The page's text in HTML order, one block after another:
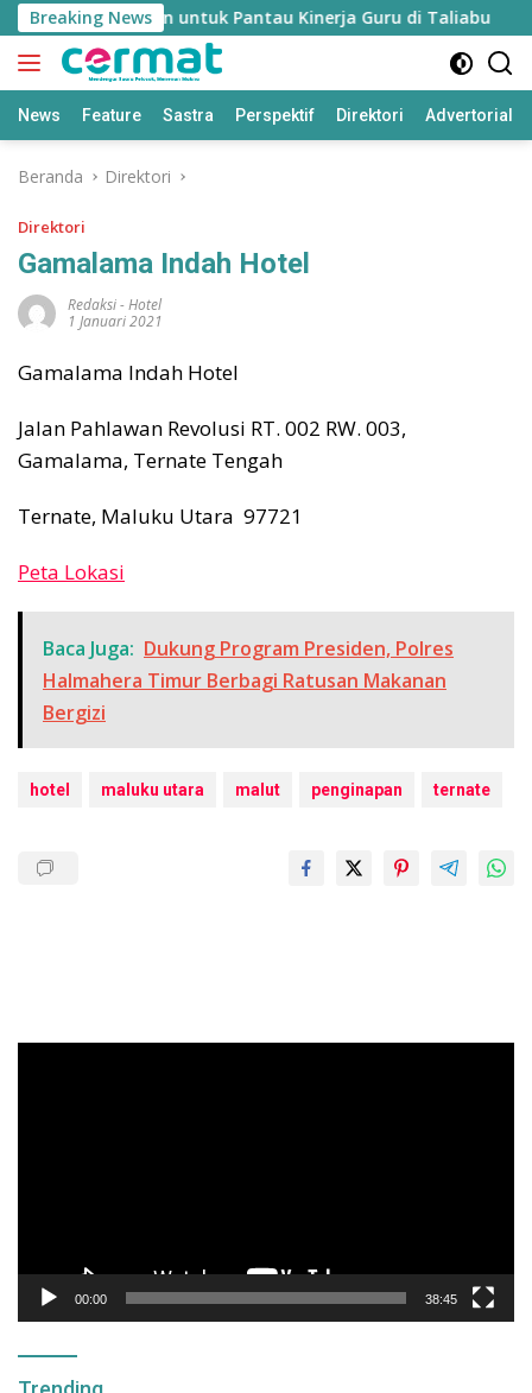
Langsung
ke
konten
Breaking News
Disiapkan untuk Pantau Kinerja Guru di Taliabu
News Feature Sastra Perspektif Direktori Advertorial
Beranda Direktori
Direktori
Gamalama Indah Hotel
Redaksi-Hotel
1 Januari 2021
Gamalama Indah Hotel
Jalan Pahlawan Revolusi RT. 002 RW. 003,
Gamalama, Ternate Tengah
Ternate, Maluku Utara 97721
Peta Lokasi
Baca Juga: Dukung Program Presiden, Polres
Halmahera Timur Berbagi Ratusan Makanan
Bergizi
hotel maluku utara malut penginapan ternate
00:00 38:45